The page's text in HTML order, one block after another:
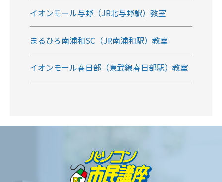
イオンモール与野（JR北与野駅）教室
まるひろ南浦和SC（JR南浦和駅）教室
イオンモール春日部（東武線春日部駅）教室